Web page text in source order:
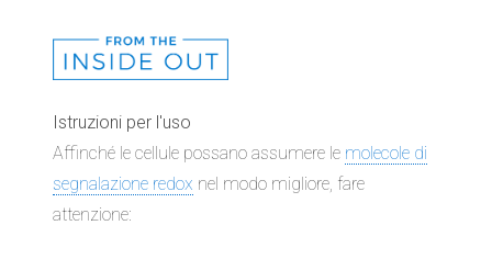
Istruzioni per l'uso
Affinché le cellule possano assumere le molecole di
segnalazione redox nel modo migliore, fare
attenzione: